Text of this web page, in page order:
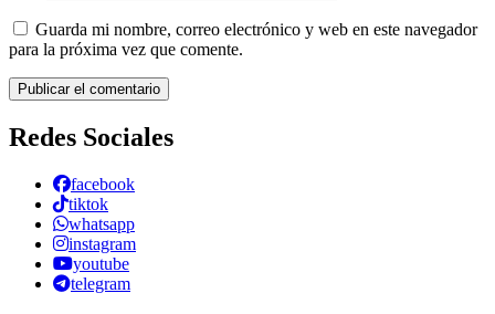
Guarda mi nombre, correo electrónico y web en este navegador
para la próxima vez que comente.
Redes Sociales
facebook
tiktok
whatsapp
instagram
youtube
telegram